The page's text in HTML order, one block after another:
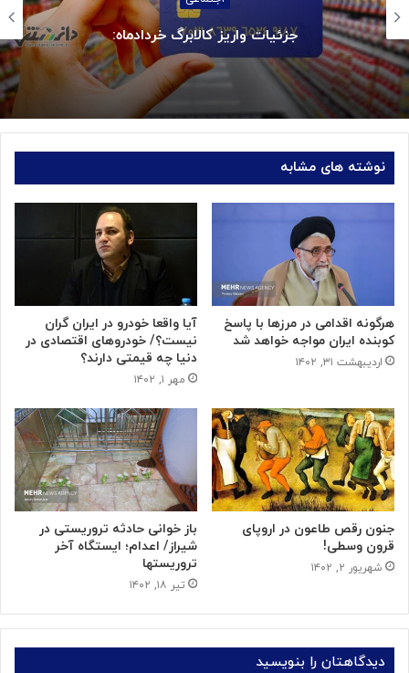
ناترازی ناعادلانه در مصرف برق بخش خانگی
نوشته های مشابه
هرگونه اقدامی در مرزها با پاسخ
کوبنده ایران مواجه خواهد شد
اردیبهشت ۳۱, ۱۴۰۲
آیا واقعا خودرو در ایران گران
نیست؟/ خودروهای اقتصادی در
دنیا چه قیمتی دارند؟
مهر ۱, ۱۴۰۲
جنون رقص طاعون در اروپای
قرون وسطی!
شهریور ۲, ۱۴۰۲
باز خوانی حادثه تروریستی در
شیراز/ اعدام؛ ایستگاه آخر
تروریستها
تیر ۱۸, ۱۴۰۲
دیدگاهتان را بنویسید